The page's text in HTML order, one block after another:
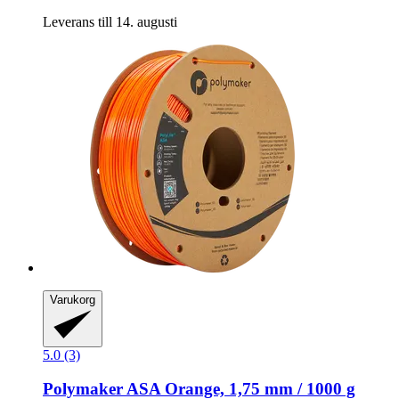
Leverans till 14. augusti
Varukorg
5.0 (3)
PolymakerASA Orange, 1,75 mm / 1000 g